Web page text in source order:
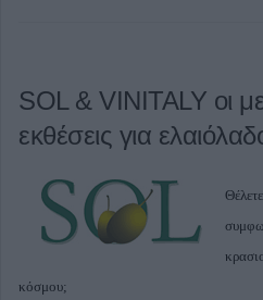
SOL & VINITALY οι
εκθέσεις για
κόσμου;